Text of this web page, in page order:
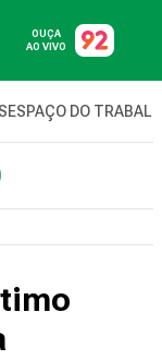
OUÇA
AO VIVO
ESPAÇO DO